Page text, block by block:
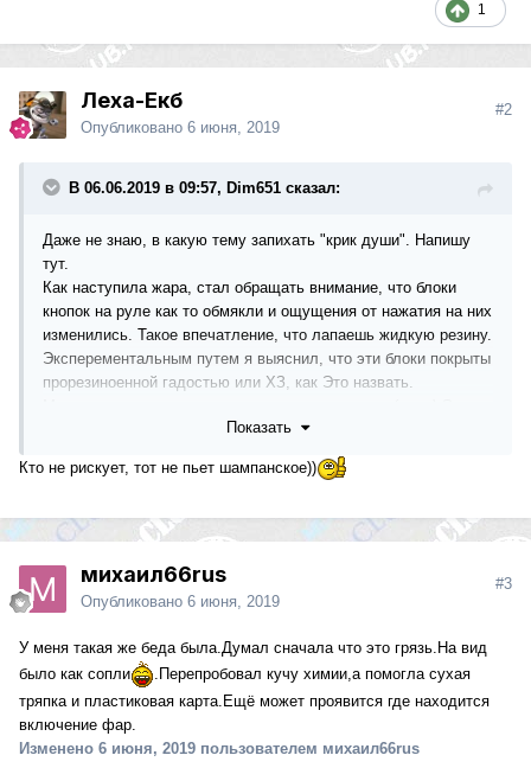
1
Леха-Екб
Опубликовано 6 июня, 2019
#2
В 06.06.2019 в 09:57, Dim651 сказал:
Даже не знаю, в какую тему запихать "крик души". Напишу
тут.
Как наступила жара, стал обращать внимание, что блоки
кнопок на руле как то обмякли и ощущения от нажатия на них
изменились. Такое впечатление, что лапаешь жидкую резину.
Эксперементальным путем я выяснил, что эти блоки покрыты
прорезиноенной гадостью или ХЗ, как Это назвать.
"защитное" покрытие. Снимал путем трения сухой ветошью.
Результат меня порадовал. Осталось не много довести до
эстетического финала.
Показать
Кто не рискует, тот не пьет шампанское))
михаил66rus
Опубликовано 6 июня, 2019
#3
У меня такая же беда была.Думал сначала что это грязь.На вид
было как сопли
.Перепробовал кучу химии,а помогла сухая
тряпка и пластиковая карта.Ещё может проявится где находится
включение фар.
Изменено 6 июня, 2019 пользователем михаил66rus